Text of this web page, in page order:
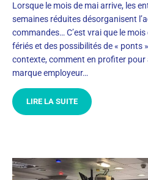
Lorsque le mois de mai arrive, les
semaines réduites désorganisent
commandes… C’est vrai que le
fériés et des possibilités de « ponts
contexte, comment en profiter pour
marque employeur…
LIRE LA SUITE